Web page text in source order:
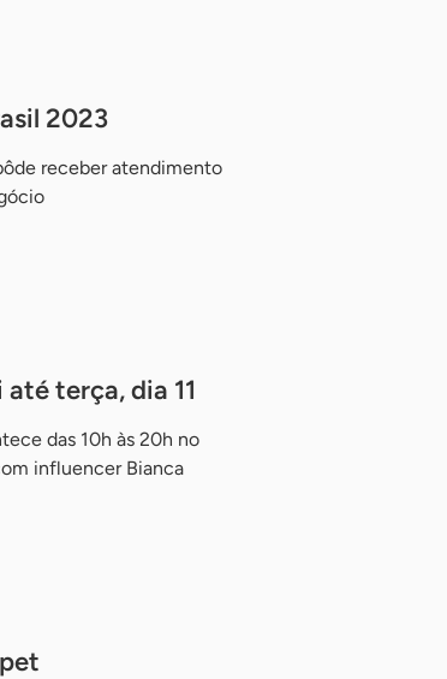
2023
receber atendimento
terça, dia 11
das 10h às 20h no
influencer Bianca